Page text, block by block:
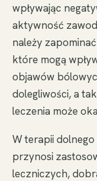
wpływając
aktywność
należy
które mogą
objawów
dolegliwości, a
leczenia może
W terapii
przynosi
leczniczych,